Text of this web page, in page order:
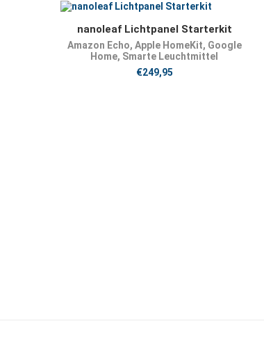
JETZT KAUFEN
nanoleaf Lichtpanel Starterkit
Amazon Echo, Apple HomeKit, Google
Home, Smarte Leuchtmittel
€249,95